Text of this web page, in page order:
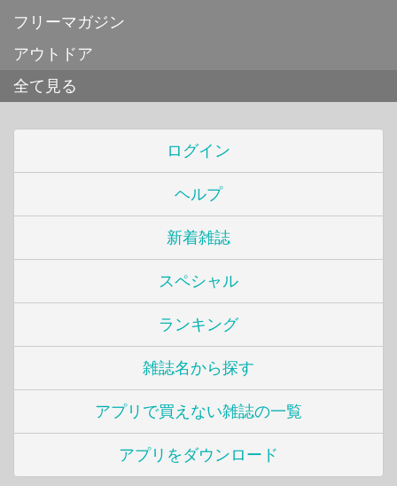
フリーマガジン
アウトドア
全て見る
ログイン
ヘルプ
新着雑誌
スペシャル
ランキング
雑誌名から探す
アプリで買えない雑誌の一覧
アプリをダウンロード